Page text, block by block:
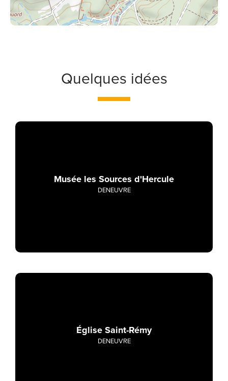
Quelques idées
Musée les Sources d'Hercule
DENEUVRE
Église Saint-Rémy
DENEUVRE